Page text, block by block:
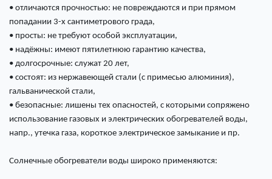
• отличаются прочностью: не повреждаются и при прямом
попадании 3-х сантиметрового града,
• просты: не требуют особой эксплуатации,
• надёжны: имеют пятилетнюю гарантию качества,
• долгосрочные: служат 20 лет,
• состоят: из нержавеющей стали (с примесью алюминия),
гальванической стали,
• безопасные: лишены тех опасностей, с которыми сопряжено
использование газовых и электрических обогревателей воды,
напр., утечка газа, короткое электрическое замыкание и пр.
Солнечные обогреватели воды широко применяются: